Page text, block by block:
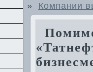
» Компании